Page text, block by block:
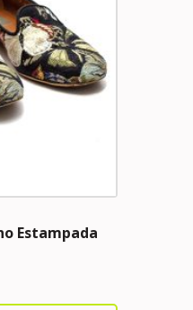
Estampada